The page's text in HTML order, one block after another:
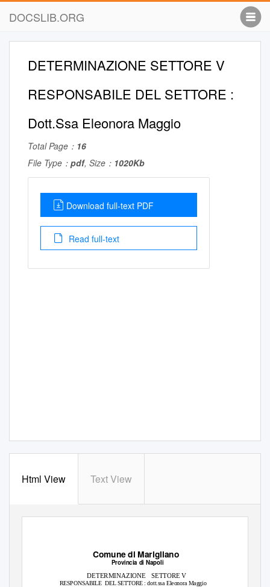
DOCSLIB.ORG
DETERMINAZIONE SETTORE V
RESPONSABILE DEL SETTORE :
Dott.Ssa Eleonora Maggio
Total Page： 16
File Type： pdf, Size： 1020Kb
Download full-text PDF
Read full-text
Html View Text View
Comune di Marigliano
Provincia di Napoli
DETERMINAZIONE SETTORE V
RESPONSABILE DEL SETTORE : dott.ssa Eleonora Maggio